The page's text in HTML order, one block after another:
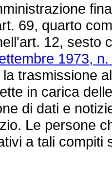
69, quarto
12, sesto
1973,
trasmissione
in carica
di dati e
Le persone
a tali